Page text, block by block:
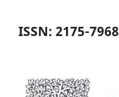
ISSN: 2175-7968